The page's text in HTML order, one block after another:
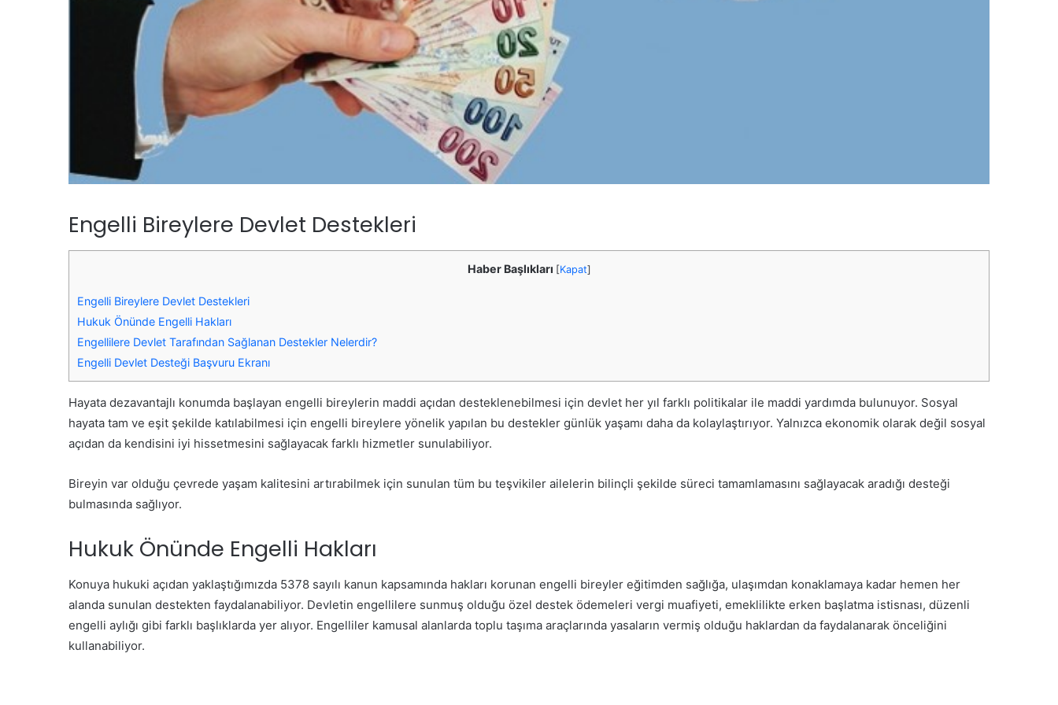
Engelli Bireylere Devlet Destekleri
Haber Başlıkları [Kapat]
Engelli Bireylere Devlet Destekleri
Hukuk Önünde Engelli Hakları
Engellilere Devlet Tarafından Sağlanan Destekler Nelerdir?
Engelli Devlet Desteği Başvuru Ekranı
Hayata dezavantajlı konumda başlayan engelli bireylerin maddi açıdan desteklenebilmesi için devlet her yıl farklı politikalar ile maddi yardımda bulunuyor. Sosyal
hayata tam ve eşit şekilde katılabilmesi için engelli bireylere yönelik yapılan bu destekler günlük yaşamı daha da kolaylaştırıyor. Yalnızca ekonomik olarak değil sosyal
açıdan da kendisini iyi hissetmesini sağlayacak farklı hizmetler sunulabiliyor.
Bireyin var olduğu çevrede yaşam kalitesini artırabilmek için sunulan tüm bu teşvikiler ailelerin bilinçli şekilde süreci tamamlamasını sağlayacak aradığı desteği
bulmasında sağlıyor.
Hukuk Önünde Engelli Hakları
Konuya hukuki açıdan yaklaştığımızda 5378 sayılı kanun kapsamında hakları korunan engelli bireyler eğitimden sağlığa, ulaşımdan konaklamaya kadar hemen her
alanda sunulan destekten faydalanabiliyor. Devletin engellilere sunmuş olduğu özel destek ödemeleri vergi muafiyeti, emeklilikte erken başlatma istisnası, düzenli
engelli aylığı gibi farklı başlıklarda yer alıyor. Engelliler kamusal alanlarda toplu taşıma araçlarında yasaların vermiş olduğu haklardan da faydalanarak önceliğini
kullanabiliyor.